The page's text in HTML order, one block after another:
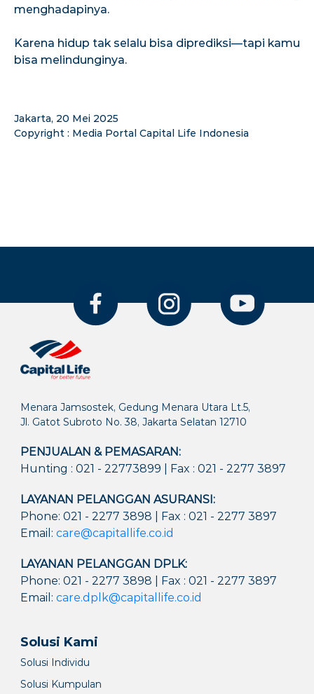
menghadapinya.
Karena hidup tak selalu bisa diprediksi—tapi kamu
bisa melindunginya.
Jakarta, 20 Mei 2025
Copyright : Media Portal Capital Life Indonesia
Menara Jamsostek, Gedung Menara Utara Lt.5,
Jl. Gatot Subroto No. 38, Jakarta Selatan 12710
PENJUALAN & PEMASARAN:
Hunting : 021 - 22773899 | Fax : 021 - 2277 3897
LAYANAN PELANGGAN ASURANSI:
Phone: 021 - 2277 3898 | Fax : 021 - 2277 3897
Email:care@capitallife.co.id
LAYANAN PELANGGAN DPLK:
Phone: 021 - 2277 3898 | Fax : 021 - 2277 3897
Email:care.dplk@capitallife.co.id
Solusi Kami
Solusi Individu
Solusi Kumpulan